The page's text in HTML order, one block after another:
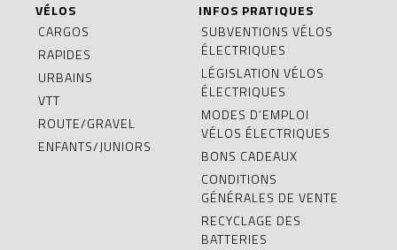
VÉLOS
CARGOS
RAPIDES
URBAINS
VTT
ROUTE/GRAVEL
ENFANTS/JUNIORS
INFOS PRATIQUES
SUBVENTIONS VÉLOS
ÉLECTRIQUES
LÉGISLATION VÉLOS
ÉLECTRIQUES
MODES D’EMPLOI
VÉLOS ÉLECTRIQUES
BONS CADEAUX
CONDITIONS
GÉNÉRALES DE VENTE
RECYCLAGE DES
BATTERIES